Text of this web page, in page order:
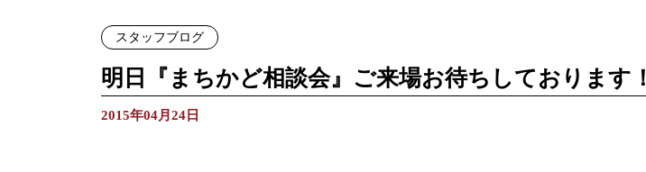
スタッフブログ
明日『まちかど相談会』ご来場お待ちしております！
2015年04月24日